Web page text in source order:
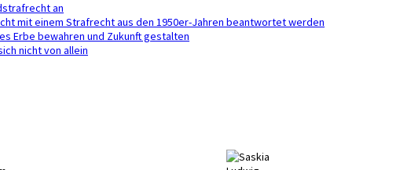
an
mit einem Strafrecht aus den 1950er-Jahren beantwortet werden
Erbe bewahren und Zukunft gestalten
nicht von allein